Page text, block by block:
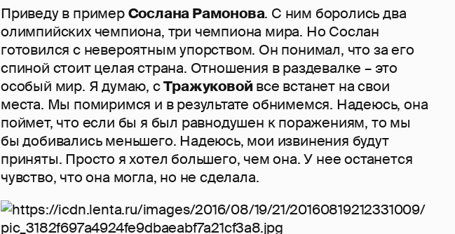
Приведу в примерСослана Рамонова. С ним боролись два
олимпийских чемпиона, три чемпиона мира. Но Сослан
готовился с невероятным упорством. Он понимал, что за его
спиной стоит целая страна. Отношения в раздевалке – это
особый мир. Я думаю, сТражуковой все встанет на свои
места. Мы помиримся и в результате обнимемся. Надеюсь, она
поймет, что если бы я был равнодушен к поражениям, то мы
бы добивались меньшего. Надеюсь, мои извинения будут
приняты. Просто я хотел большего, чем она. У нее останется
чувство, что она могла, но не сделала.